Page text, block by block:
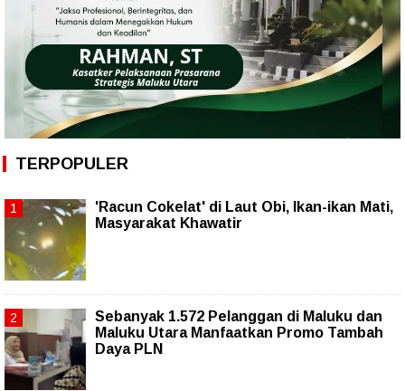
TERPOPULER
'Racun Cokelat' di Laut Obi, Ikan-ikan Mati,
Masyarakat Khawatir
Sebanyak 1.572 Pelanggan di Maluku dan
Maluku Utara Manfaatkan Promo Tambah
Daya PLN